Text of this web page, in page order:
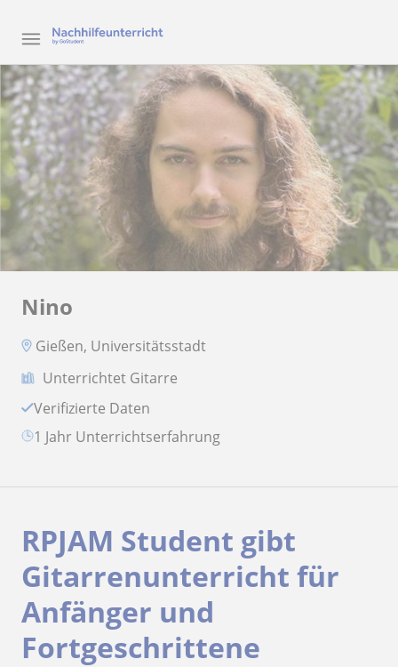
Nino
Gießen, Universitätsstadt
Unterrichtet Gitarre
Verifizierte Daten
1 Jahr Unterrichtserfahrung
RPJAM Student gibt
Gitarrenunterricht für
Anfänger und
Fortgeschrittene